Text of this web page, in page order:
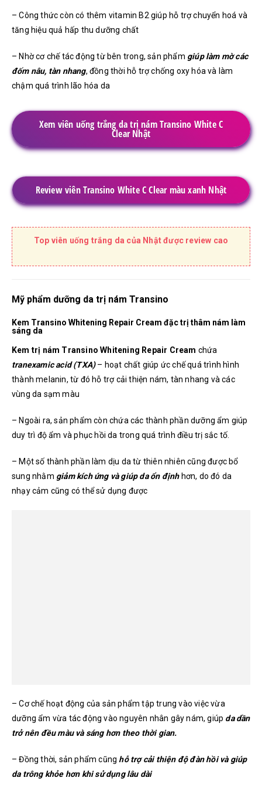
– Công thức còn có thêm vitamin B2 giúp hỗ trợ chuyển hoá và
tăng hiệu quả hấp thu dưỡng chất
– Nhờ cơ chế tác động từ bên trong, sản phẩm giúp làm mờ các
đốm nâu, tàn nhang, đồng thời hỗ trợ chống oxy hóa và làm
chậm quá trình lão hóa da
Xem viên uống trắng da trị nám Transino White C
Clear Nhật
Review viên Transino White C Clear màu xanh Nhật
Top viên uống trắng da của Nhật được review cao
Mỹ phẩm dưỡng da trị nám Transino
Kem Transino Whitening Repair Cream đặc trị thâm nám làm
sáng da
Kem trị nám Transino Whitening Repair Cream chứa
tranexamic acid (TXA) – hoạt chất giúp ức chế quá trình hình
thành melanin, từ đó hỗ trợ cải thiện nám, tàn nhang và các
vùng da sạm màu
– Ngoài ra, sản phẩm còn chứa các thành phần dưỡng ẩm giúp
duy trì độ ẩm và phục hồi da trong quá trình điều trị sắc tố.
– Một số thành phần làm dịu da từ thiên nhiên cũng được bổ
sung nhằm giảm kích ứng và giúp da ổn định hơn, do đó da
nhạy cảm cũng có thể sử dụng được
– Cơ chế hoạt động của sản phẩm tập trung vào việc vừa
dưỡng ẩm vừa tác động vào nguyên nhân gây nám, giúp da dần
trở nên đều màu và sáng hơn theo thời gian.
– Đồng thời, sản phẩm cũng hỗ trợ cải thiện độ đàn hồi và giúp
da trông khỏe hơn khi sử dụng lâu dài